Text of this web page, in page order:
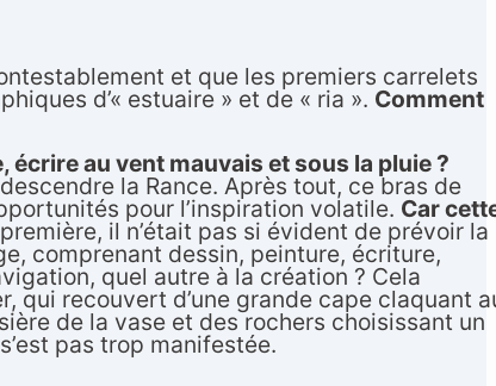
et que les premiers carrelets
d’« estuaire » et de « ria ». Comment
au vent mauvais et sous la pluie ?
la Rance. Après tout, ce bras de
pour l’inspiration volatile. Car
il n’était pas si évident de prévoir la
comprenant dessin, peinture, écriture,
quel autre à la création ? Cela
qui recouvert d’une grande cape claquant
de la vase et des rochers choisissant un
pas trop manifestée.